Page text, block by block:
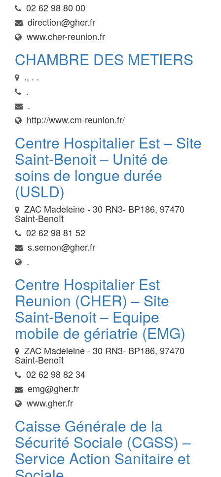
02 62 98 80 00
direction@gher.fr
www.cher-reunion.fr
CHAMBRE DES METIERS
., . .
.
.
http://www.cm-reunion.fr/
Centre Hospitalier Est – Site
Saint-Benoit – Unité de
soins de longue durée
(USLD)
ZAC Madeleine - 30 RN3- BP186, 97470
Saint-Benoît
02 62 98 81 52
s.semon@gher.fr
.
Centre Hospitalier Est
Reunion (CHER) – Site
Saint-Benoit – Equipe
mobile de gériatrie (EMG)
ZAC Madeleine - 30 RN3- BP186, 97470
Saint-Benoît
02 62 98 82 34
emg@gher.fr
www.gher.fr
Caisse Générale de la
Sécurité Sociale (CGSS) –
Service Action Sanitaire et